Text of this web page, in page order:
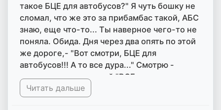
такое БЦЕ для автобусов?" Я чуть бошку не
сломал, что же это за прибамбас такой, АБС
знаю, еще что-то... Ты наверное чего-то не
поняла. Обида. Дня через два опять по этой
же дороге,- "Вот смотри, БЦЕ для
автобусов!!! А то все дура..." Смотрю -
магазин автозапчастей "ВСЕ для
автобусов"...
Читать дальше